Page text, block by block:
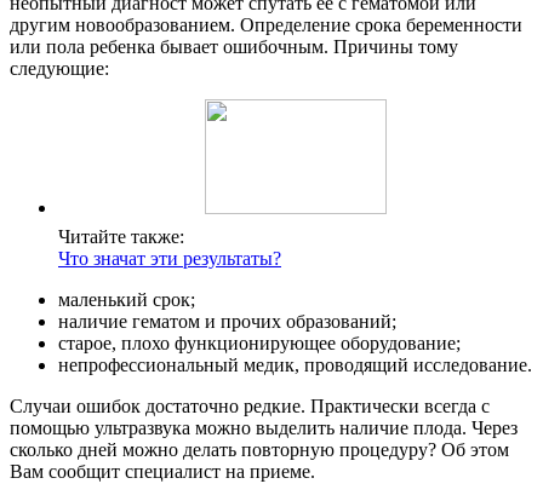
другим новообразованием. Определение срока беременности
или пола ребенка бывает ошибочным. Причины тому
следующие:
Читайте также:
Что значат эти результаты?
маленький срок;
наличие гематом и прочих образований;
старое, плохо функционирующее оборудование;
непрофессиональный медик, проводящий исследование.
Случаи ошибок достаточно редкие. Практически всегда с
помощью ультразвука можно выделить наличие плода. Через
сколько дней можно делать повторную процедуру? Об этом
Вам сообщит специалист на приеме.